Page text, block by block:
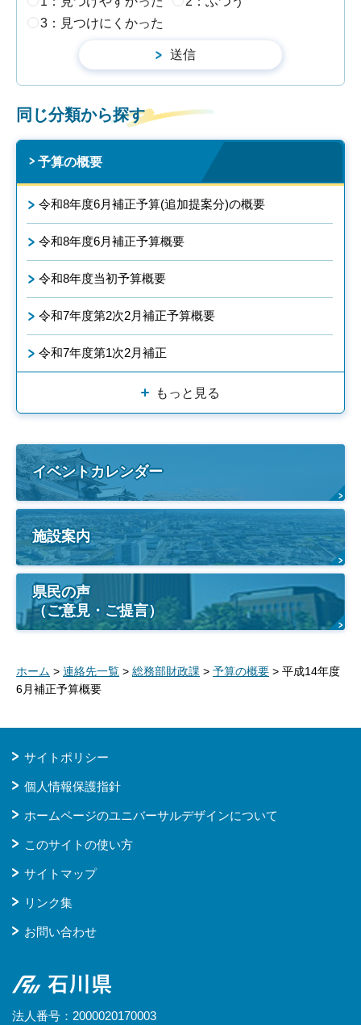
3：見つけにくかった
同じ分類から探す
予算の概要
令和8年度6月補正予算(追加提案分)の概要
令和8年度6月補正予算概要
令和8年度当初予算概要
令和7年度第2次2月補正予算概要
令和7年度第1次2月補正
もっと見る
イベントカレンダー
施設案内
県民の声
（ご意見・ご提言）
ホーム > 連絡先一覧 > 総務部財政課 > 予算の概要 > 平成14年度
6月補正予算概要
サイトポリシー
個人情報保護指針
ホームページのユニバーサルデザインについて
このサイトの使い方
サイトマップ
リンク集
お問い合わせ
石川県
法人番号：2000020170003